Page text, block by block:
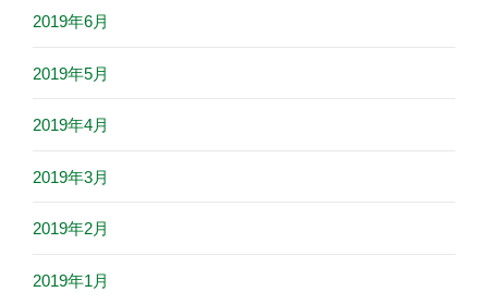
2019年6月
2019年5月
2019年4月
2019年3月
2019年2月
2019年1月